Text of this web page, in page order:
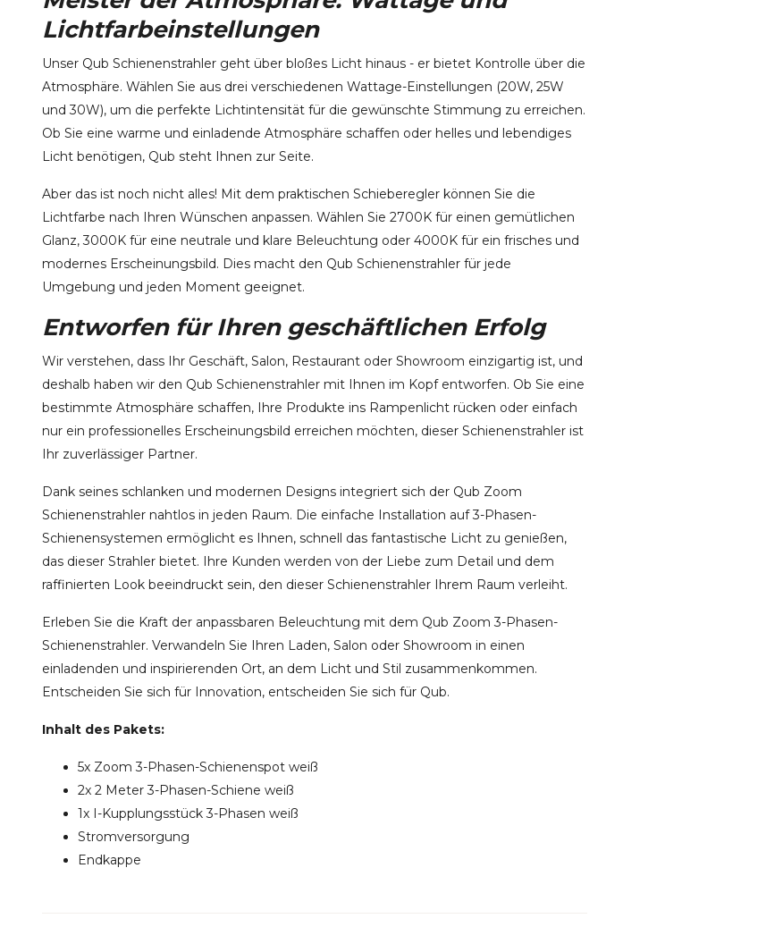
Lichtfarbeinstellungen
Unser Qub Schienenstrahler geht über bloßes Licht hinaus - er bietet Kontrolle über die
Atmosphäre. Wählen Sie aus drei verschiedenen Wattage-Einstellungen (20W, 25W
und 30W), um die perfekte Lichtintensität für die gewünschte Stimmung zu erreichen.
Ob Sie eine warme und einladende Atmosphäre schaffen oder helles und lebendiges
Licht benötigen, Qub steht Ihnen zur Seite.
Aber das ist noch nicht alles! Mit dem praktischen Schieberegler können Sie die
Lichtfarbe nach Ihren Wünschen anpassen. Wählen Sie 2700K für einen gemütlichen
Glanz, 3000K für eine neutrale und klare Beleuchtung oder 4000K für ein frisches und
modernes Erscheinungsbild. Dies macht den Qub Schienenstrahler für jede
Umgebung und jeden Moment geeignet.
Entworfen für Ihren geschäftlichen Erfolg
Wir verstehen, dass Ihr Geschäft, Salon, Restaurant oder Showroom einzigartig ist, und
deshalb haben wir den Qub Schienenstrahler mit Ihnen im Kopf entworfen. Ob Sie eine
bestimmte Atmosphäre schaffen, Ihre Produkte ins Rampenlicht rücken oder einfach
nur ein professionelles Erscheinungsbild erreichen möchten, dieser Schienenstrahler ist
Ihr zuverlässiger Partner.
Dank seines schlanken und modernen Designs integriert sich der Qub Zoom
Schienenstrahler nahtlos in jeden Raum. Die einfache Installation auf 3-Phasen-
Schienensystemen ermöglicht es Ihnen, schnell das fantastische Licht zu genießen,
das dieser Strahler bietet. Ihre Kunden werden von der Liebe zum Detail und dem
raffinierten Look beeindruckt sein, den dieser Schienenstrahler Ihrem Raum verleiht.
Erleben Sie die Kraft der anpassbaren Beleuchtung mit dem Qub Zoom 3-Phasen-
Schienenstrahler. Verwandeln Sie Ihren Laden, Salon oder Showroom in einen
einladenden und inspirierenden Ort, an dem Licht und Stil zusammenkommen.
Entscheiden Sie sich für Innovation, entscheiden Sie sich für Qub.
Inhalt des Pakets:
5x Zoom 3-Phasen-Schienenspot weiß
2x 2 Meter 3-Phasen-Schiene weiß
1x I-Kupplungsstück 3-Phasen weiß
Stromversorgung
Endkappe